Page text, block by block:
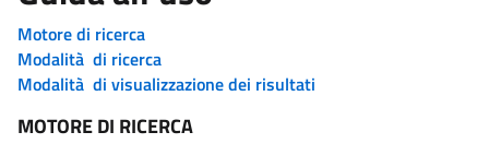
Motore di ricerca
Modalità di ricerca
Modalità di visualizzazione dei risultati
MOTORE DI RICERCA